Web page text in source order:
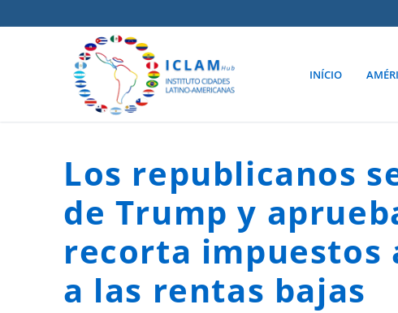
INÍCIO
Los republicanos
de Trump y
recorta impuestos
a las rentas bajas